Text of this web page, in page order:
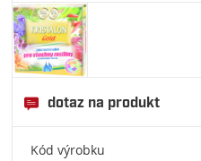
dotaz na produkt
Kód výrobku